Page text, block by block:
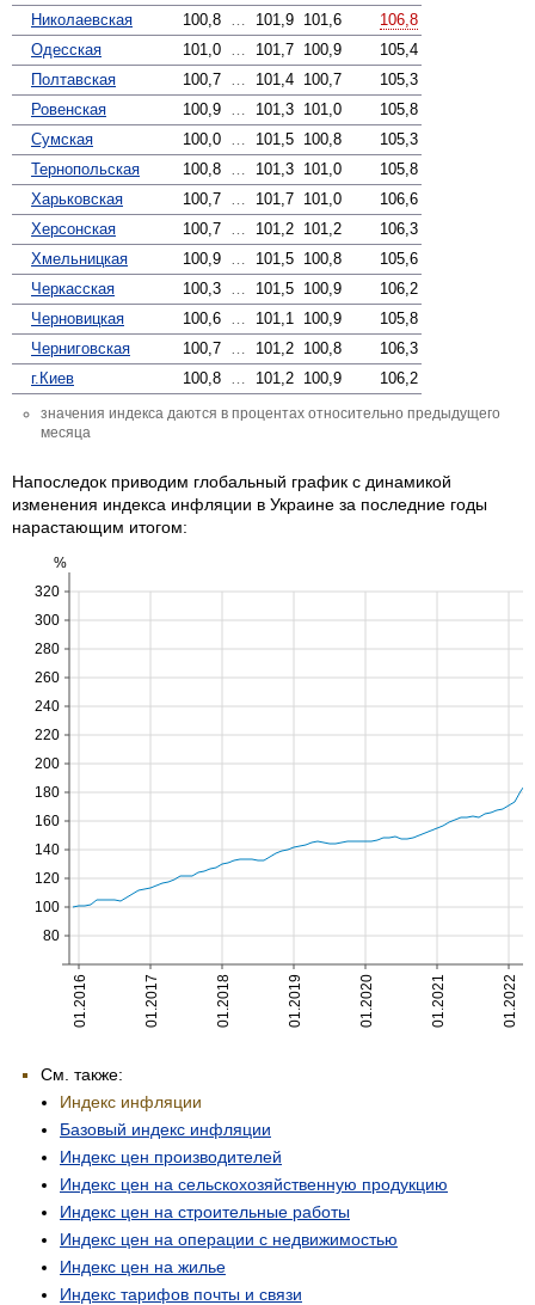
Николаевская
100,8 101,9 101,6
106,8
Одесская
101,0 101,7 100,9
105,4
Полтавская
100,7 101,4 100,7
105,3
Ровенская
100,9 101,3 101,0
105,8
Сумская
100,0 101,5 100,8
105,3
Тернопольская
100,8 101,3 101,0
105,8
Харьковская
100,7 101,7 101,0
106,6
Херсонская
100,7 101,2 101,2
106,3
Хмельницкая
100,9 101,5 100,8
105,6
Черкасская
100,3 101,5 100,9
106,2
Черновицкая
100,6 101,1 100,9
105,8
Черниговская
100,7 101,2 100,8
106,3
г.Киев
100,8 101,2 100,9 106,2
значения индекса даются в процентах относительно предыдущего
месяца
Напоследок приводим глобальный график с динамикой
изменения индекса инфляции в Украине за последние годы
нарастающим итогом:
01.2016 01.2017 01.2018 01.2019 01.2020 01.2021 01.2022
80
100
120
140
160
180
200
220
240
260
280
300
320
%
См. также:
Индекс инфляции
Базовый индекс инфляции
Индекс цен производителей
Индекс цен на сельскохозяйственную продукцию
Индекс цен на строительные работы
Индекс цен на операции с недвижимостью
Индекс цен на жилье
Индекс тарифов почты и связи